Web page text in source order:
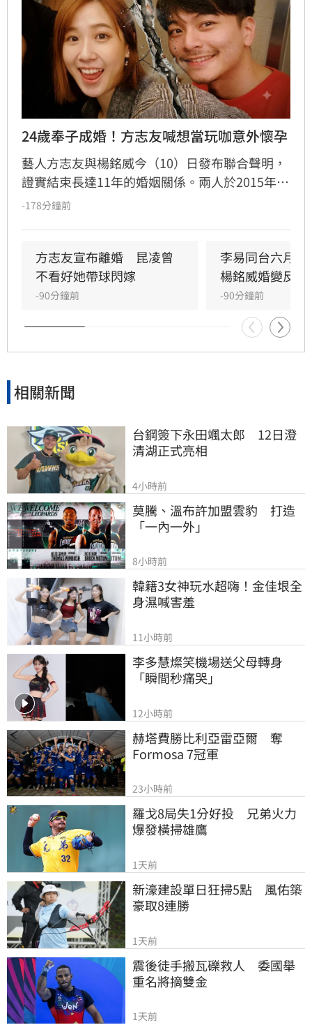
24歲奉子成婚！方志友喊想當玩咖意外懷孕
藝人方志友與楊銘威今（10）日發布聯合聲明，
證實結束長達11年的婚姻關係。兩人於2015年奉
子成婚，育有一子一女。回顧這段婚姻，方志友
聞引發軒然大波，儘管當時經紀人出面澄清，仍
讓夫妻關係備受考驗。如今兩人決定和平分手，
聲明強調雖無法再做情人，但永遠是家人，未來
將共同肩負育兒責任。雙方對離婚細節保持低
調，請求外界給予空間，並承諾在各自領域穩定
前行，珍惜過往十二年的陪伴與包容。
-178分鐘前
方志友宣布離婚　昆凌曾
不看好她帶球閃嫁
-90分鐘前
李易同台六月
楊銘威婚變反應
-90分鐘前
相關新聞
台鋼簽下永田颯太郎　12日澄
清湖正式亮相
4小時前
莫騰、溫布許加盟雲豹　打造
「一內一外」
8小時前
韓籍3女神玩水超嗨！金佳垠全
身濕喊害羞
11小時前
李多慧燦笑機場送父母轉身
「瞬間秒痛哭」
12小時前
赫塔費勝比利亞雷亞爾　奪
Formosa 7冠軍
23小時前
羅戈8局失1分好投　兄弟火力
爆發橫掃雄鷹
1天前
新濠建設單日狂掃5點　風佑築
豪取8連勝
1天前
震後徒手搬瓦礫救人　委國舉
重名將摘雙金
1天前